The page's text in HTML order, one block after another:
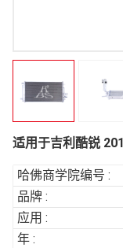
适用于吉利酷锐
哈佛商学院编号 :
品牌 :
应用 :
年 :